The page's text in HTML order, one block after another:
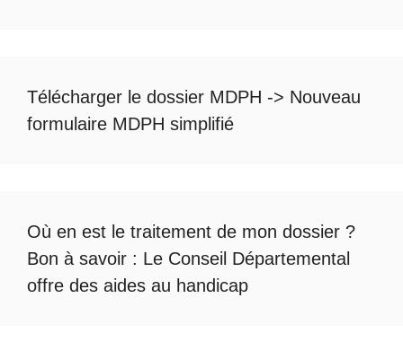
Télécharger le dossier MDPH -> Nouveau
formulaire MDPH simplifié
Où en est le traitement de mon dossier ?
Bon à savoir : Le Conseil Départemental
offre des aides au handicap